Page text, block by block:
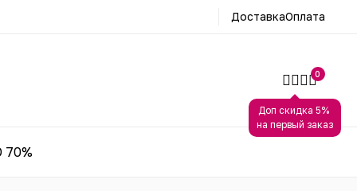
ДоставкаОплата
Доп скидка 5%
на первый заказ
0